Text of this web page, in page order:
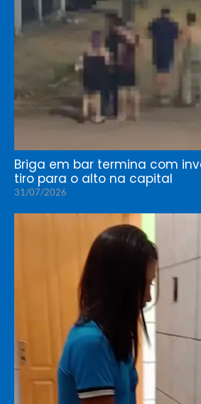
Briga em bar termina com
tiro para o alto na capital
31/07/2026